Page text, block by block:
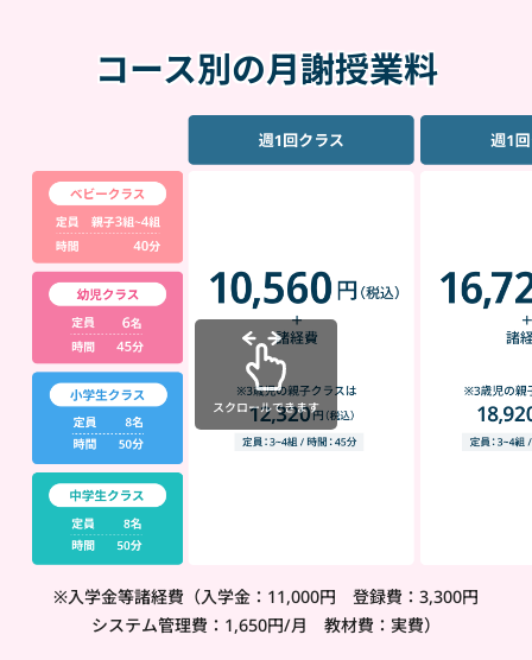
コース別の月謝授業料
スクロールできます
※入学金等諸経費（入学金：11,000円 登録費：3,300円
システム管理費：1,650円/月 教材費：実費）